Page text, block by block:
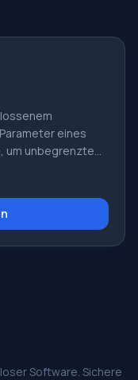
eines
um unbegrenzte
keine Parameter
in diesem Fall die
das Programm
Software. Sichere